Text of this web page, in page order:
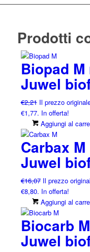
Prodotti
Biopad
Juwel
€2,21 Il prezzo
€1,77. In offerta!
Aggiungi al
Carbax
Juwel
€16,07 Il prezzo
€8,80. In offerta!
Aggiungi al
Biocarb
Juwel